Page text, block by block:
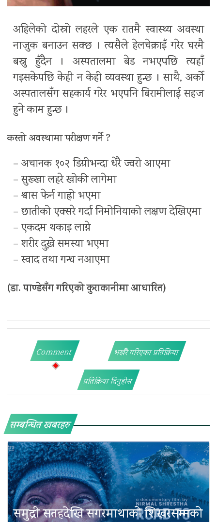
अहिलेको दोस्रो लहरले एक रातमै स्वास्थ्य अवस्था
नाजुक बनाउन सक्छ । त्यसैले हेलचेक्राइँ गरेर घरमै
बस्नु हुँदैन । अस्पतालमा बेड नभएपछि त्यहाँ
गइसकेपछि केही न केही व्यवस्था हुन्छ । साथै, अर्को
अस्पतालसँग सहकार्य गरेर भएपनि बिरामीलाई सहज
हुने काम हुन्छ ।
कस्तो अवस्थामा परीक्षण गर्ने ?
– अचानक १०२ डिग्रीभन्दा धेरै ज्वरो आएमा
– सुख्खा लहरे खोकी लागेमा
– श्वास फेर्न गाह्रो भएमा
– छातीको एक्सरे गर्दा निमोनियाको लक्षण देखिएमा
– एकदम थकाइ लाग्ने
– शरीर दुख्ने समस्या भएमा
– स्वाद तथा गन्ध नआएमा
(डा. पाण्डेसँग गरिएको कुराकानीमा आधारित)
Comment भर्खरै गरिएका प्रतिक्रिया
प्रतिक्रिया दिनुहोस
सम्बन्धित खबरहरु
समुद्री सतहदेखि सगरमाथाको शिखरसम्मको